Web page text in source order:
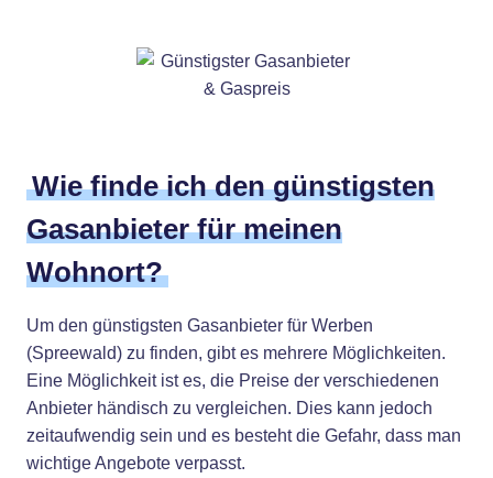
Wie finde ich den günstigsten
Gasanbieter für meinen
Wohnort?
Um den günstigsten Gasanbieter für Werben
(Spreewald) zu finden, gibt es mehrere Möglichkeiten.
Eine Möglichkeit ist es, die Preise der verschiedenen
Anbieter händisch zu vergleichen. Dies kann jedoch
zeitaufwendig sein und es besteht die Gefahr, dass man
wichtige Angebote verpasst.